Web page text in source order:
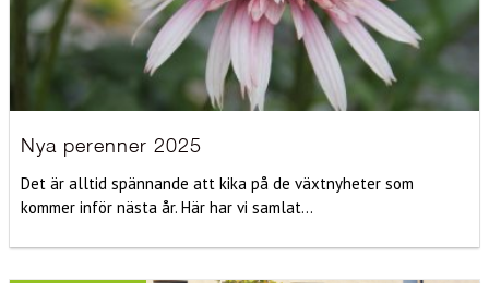
Nya perenner 2025
Det är alltid spännande att kika på de växtnyheter som
kommer inför nästa år. Här har vi samlat...